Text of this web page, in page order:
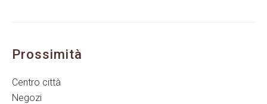
Prossimità
Centro città
Negozi